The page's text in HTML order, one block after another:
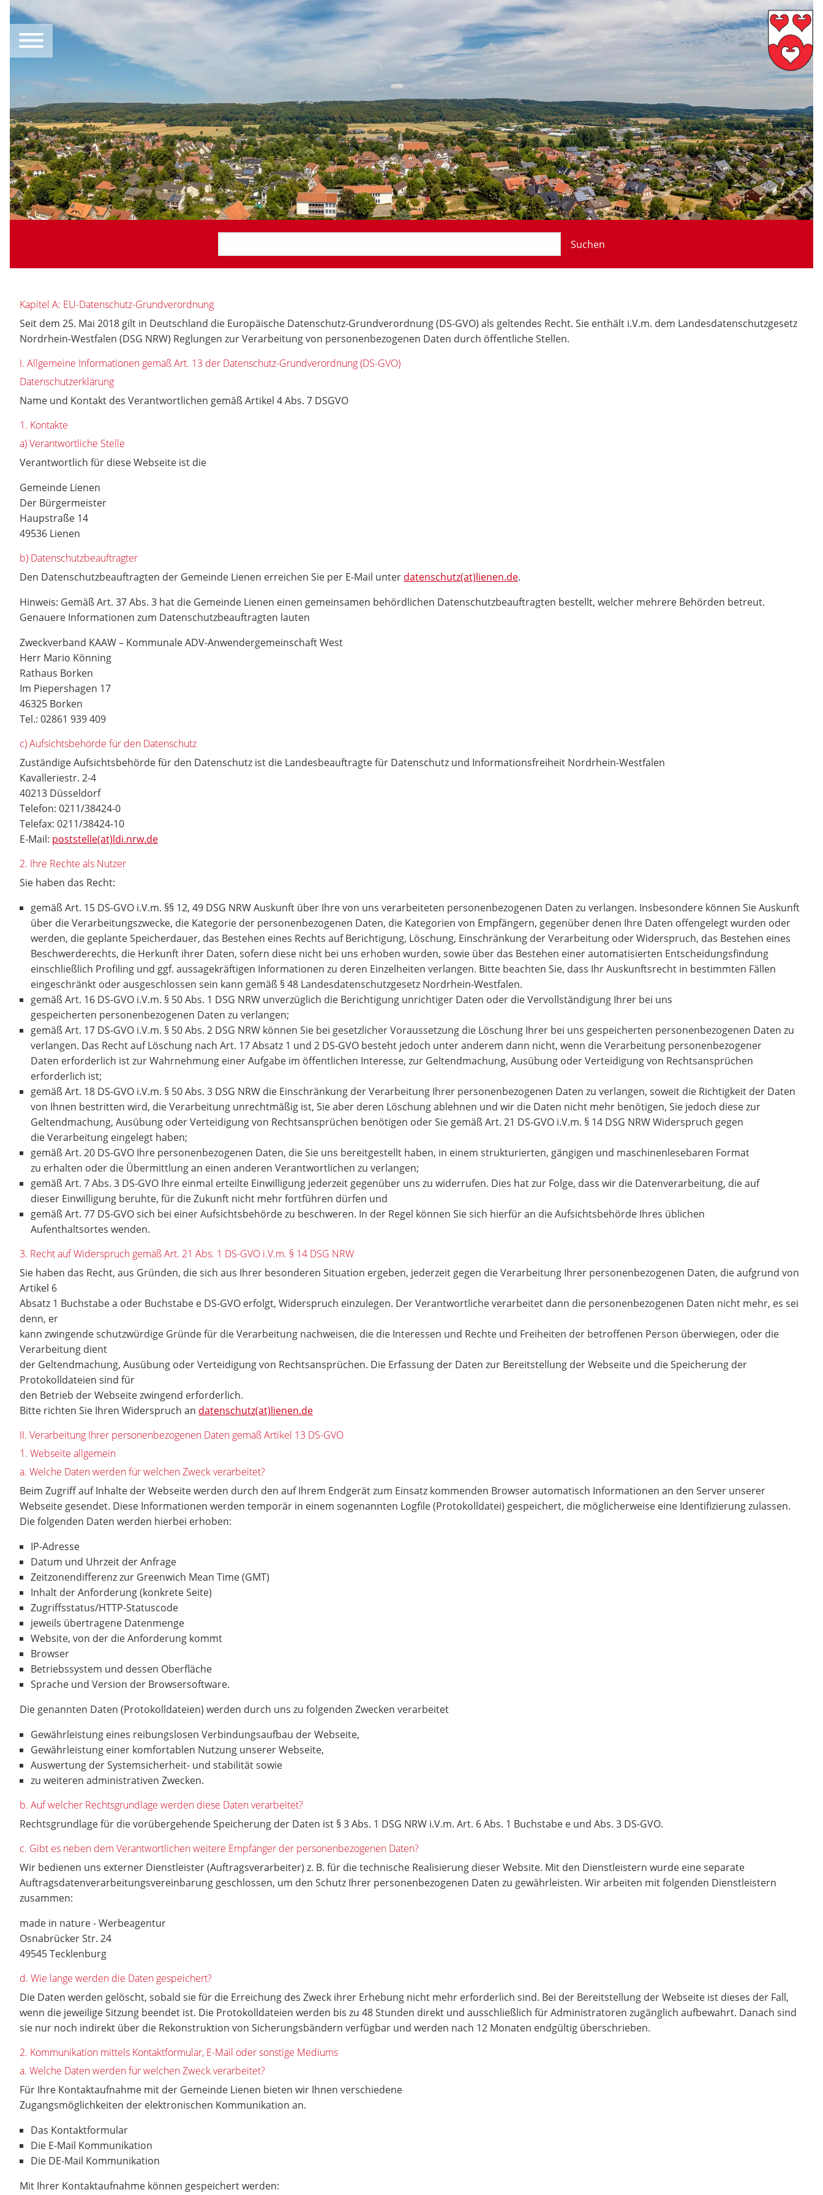
Suchen
Kapitel A: EU-Datenschutz-Grundverordnung
Seit dem 25. Mai 2018 gilt in Deutschland die Europäische Datenschutz-Grundverordnung (DS-GVO) als geltendes Recht. Sie enthält i.V.m. dem Landesdatenschutzgesetz
Nordrhein-Westfalen (DSG NRW) Reglungen zur Verarbeitung von personenbezogenen Daten durch öffentliche Stellen.
I. Allgemeine Informationen gemäß Art. 13 der Datenschutz-Grundverordnung (DS-GVO)
Datenschutzerklärung
Name und Kontakt des Verantwortlichen gemäß Artikel 4 Abs. 7 DSGVO
1. Kontakte
a) Verantwortliche Stelle
Verantwortlich für diese Webseite ist die
Gemeinde Lienen
Der Bürgermeister
Haupstraße 14
49536 Lienen
b) Datenschutzbeauftragter
Den Datenschutzbeauftragten der Gemeinde Lienen erreichen Sie per E-Mail unter datenschutz(at)lienen.de.
Hinweis: Gemäß Art. 37 Abs. 3 hat die Gemeinde Lienen einen gemeinsamen behördlichen Datenschutzbeauftragten bestellt, welcher mehrere Behörden betreut.
Genauere Informationen zum Datenschutzbeauftragten lauten
Zweckverband KAAW – Kommunale ADV-Anwendergemeinschaft West
Herr Mario Könning
Rathaus Borken
Im Piepershagen 17
46325 Borken
Tel.: 02861 939 409
c) Aufsichtsbehörde für den Datenschutz
Zuständige Aufsichtsbehörde für den Datenschutz ist die Landesbeauftragte für Datenschutz und Informationsfreiheit Nordrhein-Westfalen
Kavalleriestr. 2-4
40213 Düsseldorf
Telefon: 0211/38424-0
Telefax: 0211/38424-10
E-Mail: poststelle(at)ldi.nrw.de
2. Ihre Rechte als Nutzer
Sie haben das Recht:
gemäß Art. 15 DS-GVO i.V.m. §§ 12, 49 DSG NRW Auskunft über Ihre von uns verarbeiteten personenbezogenen Daten zu verlangen. Insbesondere können Sie Auskunft
über die Verarbeitungszwecke, die Kategorie der personenbezogenen Daten, die Kategorien von Empfängern, gegenüber denen Ihre Daten offengelegt wurden oder
werden, die geplante Speicherdauer, das Bestehen eines Rechts auf Berichtigung, Löschung, Einschränkung der Verarbeitung oder Widerspruch, das Bestehen eines
Beschwerderechts, die Herkunft ihrer Daten, sofern diese nicht bei uns erhoben wurden, sowie über das Bestehen einer automatisierten Entscheidungsfindung
einschließlich Profiling und ggf. aussagekräftigen Informationen zu deren Einzelheiten verlangen. Bitte beachten Sie, dass Ihr Auskunftsrecht in bestimmten Fällen
eingeschränkt oder ausgeschlossen sein kann gemäß § 48 Landesdatenschutzgesetz Nordrhein-Westfalen.
gemäß Art. 16 DS-GVO i.V.m. § 50 Abs. 1 DSG NRW unverzüglich die Berichtigung unrichtiger Daten oder die Vervollständigung Ihrer bei uns
gespeicherten personenbezogenen Daten zu verlangen;
gemäß Art. 17 DS-GVO i.V.m. § 50 Abs. 2 DSG NRW können Sie bei gesetzlicher Voraussetzung die Löschung Ihrer bei uns gespeicherten personenbezogenen Daten zu
verlangen. Das Recht auf Löschung nach Art. 17 Absatz 1 und 2 DS-GVO besteht jedoch unter anderem dann nicht, wenn die Verarbeitung personenbezogener
Daten erforderlich ist zur Wahrnehmung einer Aufgabe im öffentlichen Interesse, zur Geltendmachung, Ausübung oder Verteidigung von Rechtsansprüchen
erforderlich ist;
gemäß Art. 18 DS-GVO i.V.m. § 50 Abs. 3 DSG NRW die Einschränkung der Verarbeitung Ihrer personenbezogenen Daten zu verlangen, soweit die Richtigkeit der Daten
von Ihnen bestritten wird, die Verarbeitung unrechtmäßig ist, Sie aber deren Löschung ablehnen und wir die Daten nicht mehr benötigen, Sie jedoch diese zur
Geltendmachung, Ausübung oder Verteidigung von Rechtsansprüchen benötigen oder Sie gemäß Art. 21 DS-GVO i.V.m. § 14 DSG NRW Widerspruch gegen
die Verarbeitung eingelegt haben;
gemäß Art. 20 DS-GVO Ihre personenbezogenen Daten, die Sie uns bereitgestellt haben, in einem strukturierten, gängigen und maschinenlesebaren Format
zu erhalten oder die Übermittlung an einen anderen Verantwortlichen zu verlangen;
gemäß Art. 7 Abs. 3 DS-GVO Ihre einmal erteilte Einwilligung jederzeit gegenüber uns zu widerrufen. Dies hat zur Folge, dass wir die Datenverarbeitung, die auf
dieser Einwilligung beruhte, für die Zukunft nicht mehr fortführen dürfen und
gemäß Art. 77 DS-GVO sich bei einer Aufsichtsbehörde zu beschweren. In der Regel können Sie sich hierfür an die Aufsichtsbehörde Ihres üblichen
Aufenthaltsortes wenden.
3. Recht auf Widerspruch gemäß Art. 21 Abs. 1 DS-GVO i.V.m. § 14 DSG NRW
Sie haben das Recht, aus Gründen, die sich aus Ihrer besonderen Situation ergeben, jederzeit gegen die Verarbeitung Ihrer personenbezogenen Daten, die aufgrund von
Artikel 6
Absatz 1 Buchstabe a oder Buchstabe e DS-GVO erfolgt, Widerspruch einzulegen. Der Verantwortliche verarbeitet dann die personenbezogenen Daten nicht mehr, es sei
denn, er
kann zwingende schutzwürdige Gründe für die Verarbeitung nachweisen, die die Interessen und Rechte und Freiheiten der betroffenen Person überwiegen, oder die
Verarbeitung dient
der Geltendmachung, Ausübung oder Verteidigung von Rechtsansprüchen. Die Erfassung der Daten zur Bereitstellung der Webseite und die Speicherung der
Protokolldateien sind für
den Betrieb der Webseite zwingend erforderlich.
Bitte richten Sie Ihren Widerspruch an datenschutz(at)lienen.de
II. Verarbeitung Ihrer personenbezogenen Daten gemäß Artikel 13 DS-GVO
1. Webseite allgemein
a. Welche Daten werden für welchen Zweck verarbeitet?
Beim Zugriff auf Inhalte der Webseite werden durch den auf Ihrem Endgerät zum Einsatz kommenden Browser automatisch Informationen an den Server unserer
Webseite gesendet. Diese Informationen werden temporär in einem sogenannten Logfile (Protokolldatei) gespeichert, die möglicherweise eine Identifizierung zulassen.
Die folgenden Daten werden hierbei erhoben:
IP-Adresse
Datum und Uhrzeit der Anfrage
Zeitzonendifferenz zur Greenwich Mean Time (GMT)
Inhalt der Anforderung (konkrete Seite)
Zugriffsstatus/HTTP-Statuscode
jeweils übertragene Datenmenge
Website, von der die Anforderung kommt
Browser
Betriebssystem und dessen Oberfläche
Sprache und Version der Browsersoftware.
Die genannten Daten (Protokolldateien) werden durch uns zu folgenden Zwecken verarbeitet
Gewährleistung eines reibungslosen Verbindungsaufbau der Webseite,
Gewährleistung einer komfortablen Nutzung unserer Webseite,
Auswertung der Systemsicherheit- und stabilität sowie
zu weiteren administrativen Zwecken.
b. Auf welcher Rechtsgrundlage werden diese Daten verarbeitet?
Rechtsgrundlage für die vorübergehende Speicherung der Daten ist § 3 Abs. 1 DSG NRW i.V.m. Art. 6 Abs. 1 Buchstabe e und Abs. 3 DS-GVO.
c. Gibt es neben dem Verantwortlichen weitere Empfänger der personenbezogenen Daten?
Wir bedienen uns externer Dienstleister (Auftragsverarbeiter) z. B. für die technische Realisierung dieser Website. Mit den Dienstleistern wurde eine separate
Auftragsdatenverarbeitungsvereinbarung geschlossen, um den Schutz Ihrer personenbezogenen Daten zu gewährleisten. Wir arbeiten mit folgenden Dienstleistern
zusammen:
made in nature - Werbeagentur
Osnabrücker Str. 24
49545 Tecklenburg
d. Wie lange werden die Daten gespeichert?
Die Daten werden gelöscht, sobald sie für die Erreichung des Zweck ihrer Erhebung nicht mehr erforderlich sind. Bei der Bereitstellung der Webseite ist dieses der Fall,
wenn die jeweilige Sitzung beendet ist. Die Protokolldateien werden bis zu 48 Stunden direkt und ausschließlich für Administratoren zugänglich aufbewahrt. Danach sind
sie nur noch indirekt über die Rekonstruktion von Sicherungsbändern verfügbar und werden nach 12 Monaten endgültig überschrieben.
2. Kommunikation mittels Kontaktformular, E-Mail oder sonstige Mediums
a. Welche Daten werden für welchen Zweck verarbeitet?
Für Ihre Kontaktaufnahme mit der Gemeinde Lienen bieten wir Ihnen verschiedene
Zugangsmöglichkeiten der elektronischen Kommunikation an.
Das Kontaktformular
Die E-Mail Kommunikation
Die DE-Mail Kommunikation
Mit Ihrer Kontaktaufnahme können gespeichert werden: